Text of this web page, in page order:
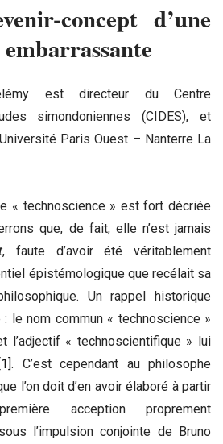
concept d’une
est directeur du Centre
simondoniennes (CIDES), et
Paris Ouest – Nanterre La
« technoscience » est fort décriée
que, de fait, elle n’est jamais
, faute d’avoir été véritablement
épistémologique que recélait sa
Un rappel historique
: le nom commun « technoscience »
l’adjectif « technoscientifique » lui
[1]. C’est cependant au philosophe
l’on doit d’en avoir élaboré à partir
acception proprement
l’impulsion conjointe de Bruno